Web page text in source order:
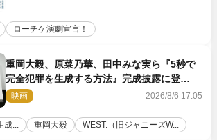
ローチケ演劇宣言！
重岡大毅、原菜乃華、田中みな実ら『5秒で
完全犯罪を生成する方法』完成披露に登
壇！ それぞれのAI活用術も発表
映画 2026/8/6 17:05
成... 重岡大毅 WEST.（旧ジャニーズW...